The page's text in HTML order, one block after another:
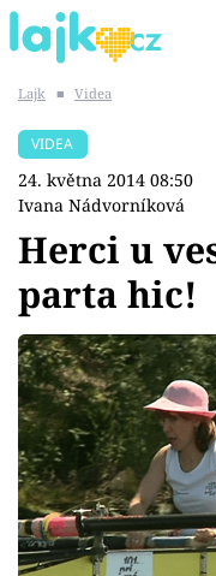
SHOPAHOLICADEL
Témata
Showbyznys
Youtubeři
Virály
Sex a vztahy
Lajk ■ Videa
VIDEA
24. května 2014 08:50
Ivana Nádvorníková
Herci u
parta hic!